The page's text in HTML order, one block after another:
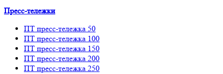
Пресс-тележки
ПТ пресс-тележка 50
ПТ пресс-тележка 100
ПТ пресс-тележка 150
ПТ пресс-тележка 200
ПТ пресс-тележка 250